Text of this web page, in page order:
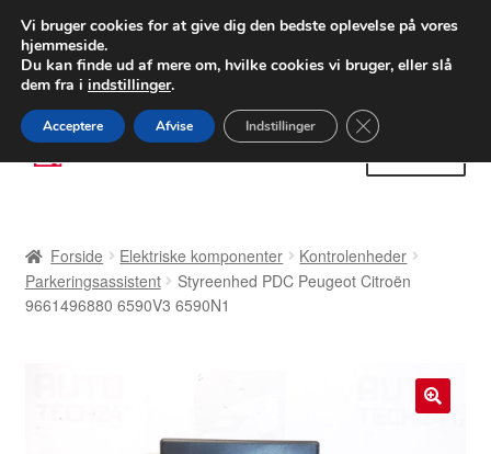
LEVERING fra 55 kr.
FEDEX verdensomspændende forsendelse
80 82 72 02
Spring
til
Spring
til
Betalinger
Forside Elektriske komponenter
Kontrolenheder
Parkeringsassistent
Styreenhed PDC Peugeot Citroën
9661496880 6590V3 6590N1
Vi bruger cookies for at give dig den bedste oplevelse på vores
hjemmeside.
Du kan finde ud af mere om, hvilke cookies vi bruger, eller slå
dem fra i indstillinger.
Acceptere Afvise Indstillinger Close GDPR